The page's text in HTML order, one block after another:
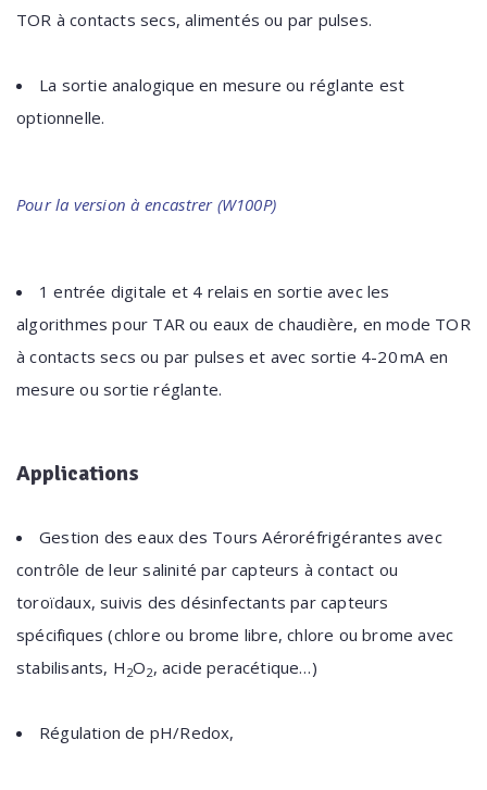
TOR à contacts secs, alimentés ou par pulses.
La sortie analogique en mesure ou réglante est
optionnelle.
Pour la version à encastrer (W100P)
1 entrée digitale et 4 relais en sortie avec les
algorithmes pour TAR ou eaux de chaudière, en mode TOR
à contacts secs ou par pulses et avec sortie 4-20 mA en
mesure ou sortie réglante.
Applications
Gestion des eaux des Tours Aéroréfrigérantes avec
contrôle de leur salinité par capteurs à contact ou
toroïdaux, suivis des désinfectants par capteurs
spécifiques (chlore ou brome libre, chlore ou brome avec
stabilisants, H 2O2, acide peracétique…)
Régulation de pH/Redox,